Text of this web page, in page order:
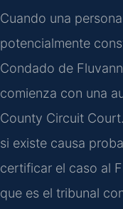
Cuando una
potencialmente
Condado de
comienza con una
County Circuit
si existe causa
certificar el caso al
que es el tribunal